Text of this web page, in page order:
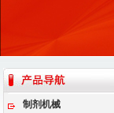
制剂机械